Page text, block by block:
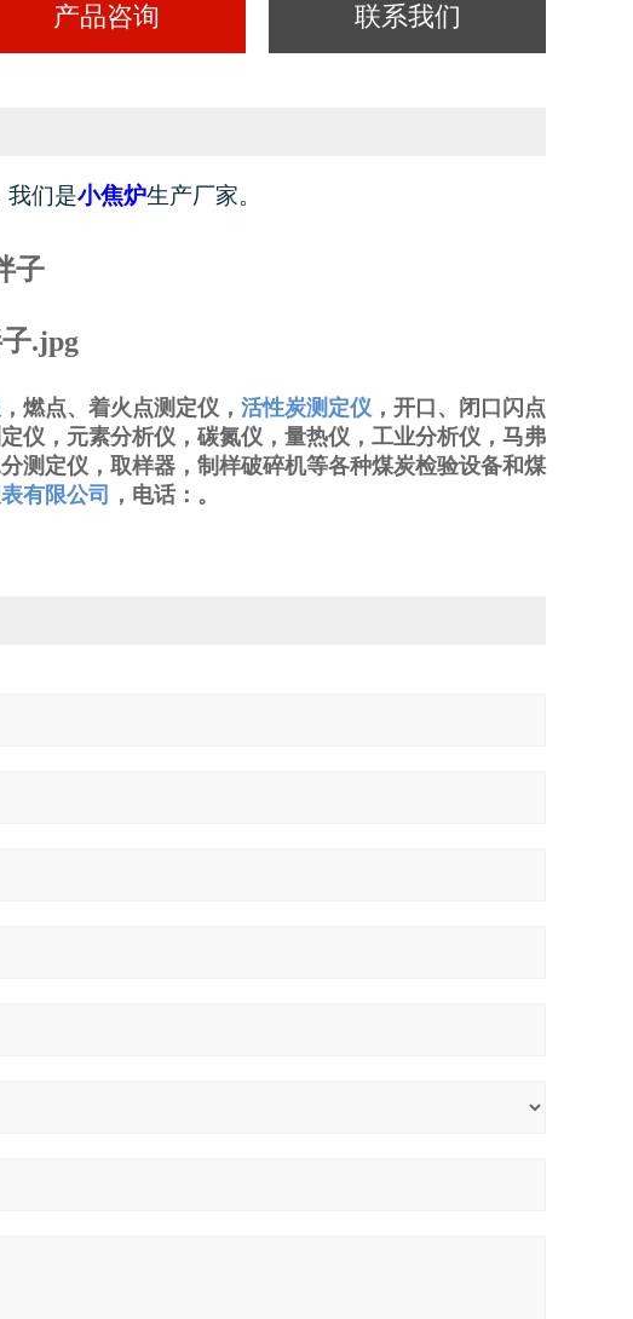
产品咨询 联系我们
我们是小焦炉生产厂家。
子
，燃点、着火点测定仪， 活性炭测定仪 ，开口、闭口闪点
仪，元素分析仪，碳氮仪，量热仪，工业分析仪，马弗
测定仪，取样器，制样破碎机等各种煤炭检验设备和煤
有限公司 ，电话： 。